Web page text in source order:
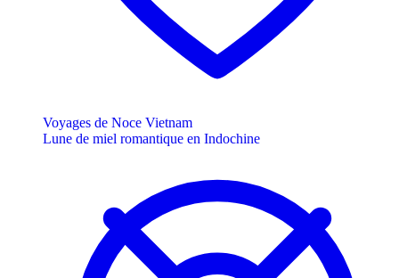
Voyages de Noce Vietnam
Lune de miel romantique en Indochine